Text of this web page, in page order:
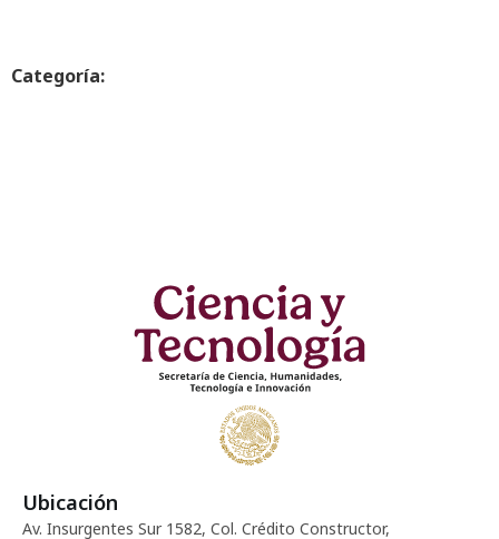
Categoría:
Ubicación
Av. Insurgentes Sur 1582, Col. Crédito Constructor,